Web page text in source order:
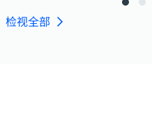
检视全部